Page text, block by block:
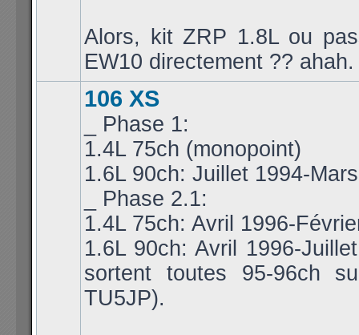
Alors, kit ZRP 1.8L ou
EW10 directement ?? ahah.
106 XS
_ Phase 1:
1.4L 75ch (monopoint)
1.6L 90ch: Juillet 1994-
_ Phase 2.1:
1.4L 75ch: Avril 1996-
1.6L 90ch: Avril 1996-
sortent toutes 95-96ch
TU5JP).